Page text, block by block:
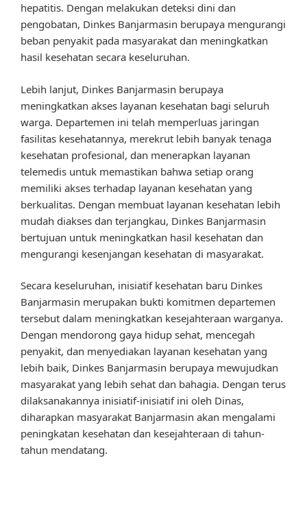
hepatitis. Dengan melakukan deteksi dini dan
pengobatan, Dinkes Banjarmasin berupaya mengurangi
beban penyakit pada masyarakat dan meningkatkan
hasil kesehatan secara keseluruhan.
Lebih lanjut, Dinkes Banjarmasin berupaya
meningkatkan akses layanan kesehatan bagi seluruh
warga. Departemen ini telah memperluas jaringan
fasilitas kesehatannya, merekrut lebih banyak tenaga
kesehatan profesional, dan menerapkan layanan
telemedis untuk memastikan bahwa setiap orang
memiliki akses terhadap layanan kesehatan yang
berkualitas. Dengan membuat layanan kesehatan lebih
mudah diakses dan terjangkau, Dinkes Banjarmasin
bertujuan untuk meningkatkan hasil kesehatan dan
mengurangi kesenjangan kesehatan di masyarakat.
Secara keseluruhan, inisiatif kesehatan baru Dinkes
Banjarmasin merupakan bukti komitmen departemen
tersebut dalam meningkatkan kesejahteraan warganya.
Dengan mendorong gaya hidup sehat, mencegah
penyakit, dan menyediakan layanan kesehatan yang
lebih baik, Dinkes Banjarmasin berupaya mewujudkan
masyarakat yang lebih sehat dan bahagia. Dengan terus
dilaksanakannya inisiatif-inisiatif ini oleh Dinas,
diharapkan masyarakat Banjarmasin akan mengalami
peningkatan kesehatan dan kesejahteraan di tahun-
tahun mendatang.